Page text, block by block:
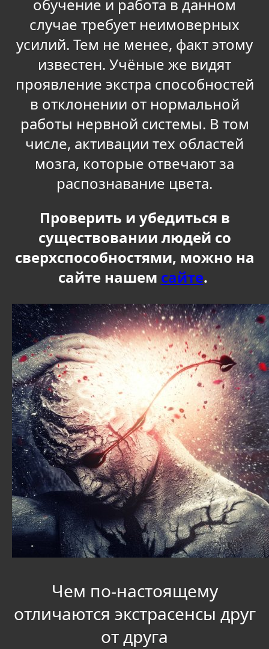
обучение и работа в данном
случае требует неимоверных
усилий. Тем не менее, факт этому
известен. Учёные же видят
проявление экстра способностей
в отклонении от нормальной
работы нервной системы. В том
числе, активации тех областей
мозга, которые отвечают за
распознавание цвета.
Проверить и убедиться в
существовании людей со
сверхспособностями, можно на
сайте нашем сайте.
Чем по-настоящему
отличаются экстрасенсы друг
от друга